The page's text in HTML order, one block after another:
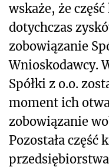
wskaże, że
dotychczas
zobowiązanie
Wnioskodawcy.
Spółki z o.o.
moment ich
zobowiązanie
Pozostała część